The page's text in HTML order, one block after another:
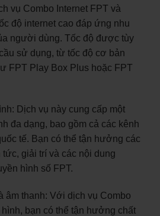
vụ Combo Internet FPT và
độ internet cao đáp ứng nhu
người dùng. Tốc độ được tùy
sử dụng, từ tốc độ cơ bản
FPT Play Box Plus hoặc FPT
Dịch vụ này cung cấp một
đa dạng, bao gồm cả các kênh
tế. Bạn có thể tận hưởng các
tức, giải trí và các nội dung
hình số FPT.
âm thanh: Với dịch vụ Combo
hình, bạn có thể tận hưởng chất